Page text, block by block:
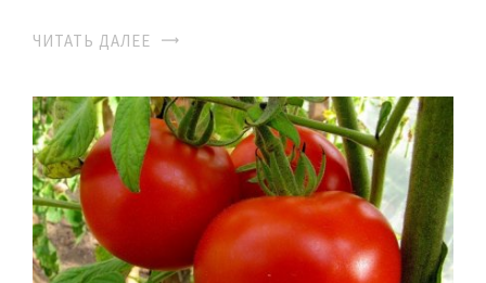
ЧИТАТЬ ДАЛЕЕ